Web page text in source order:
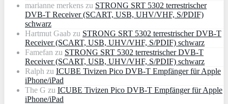
marianne merkens zu STRONG SRT 5302 terrestrischer
DVB-T Receiver (SCART, USB, UHV/VHF, S/PDIF)
schwarz
Hartmut Gaab zu STRONG SRT 5302 terrestrischer DVB-T
Receiver (SCART, USB, UHV/VHF, S/PDIF) schwarz
Famefan zu STRONG SRT 5302 terrestrischer DVB-T
Receiver (SCART, USB, UHV/VHF, S/PDIF) schwarz
Ralph zu ICUBE Tivizen Pico DVB-T Empfänger für Apple
iPhone/iPad
The G zu ICUBE Tivizen Pico DVB-T Empfänger für Apple
iPhone/iPad